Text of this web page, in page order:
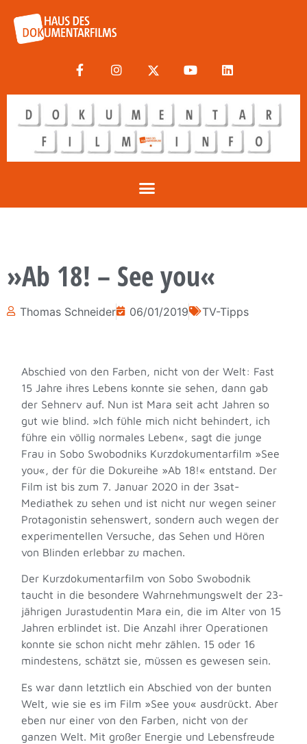
»Ab 18! – See you«
Thomas Schneider 06/01/2019 TV-Tipps
Abschied von den Farben, nicht von der Welt: Fast
15 Jahre ihres Lebens konnte sie sehen, dann gab
der Sehnerv auf. Nun ist Mara seit acht Jahren so
gut wie blind. »Ich fühle mich nicht behindert, ich
führe ein völlig normales Leben«, sagt die junge
Frau in Sobo Swobodniks Kurzdokumentarfilm »See
you«, der für die Dokureihe »Ab 18!« entstand. Der
Film ist bis zum 7. Januar 2020 in der 3sat-
Mediathek zu sehen und ist nicht nur wegen seiner
Protagonistin sehenswert, sondern auch wegen der
experimentellen Versuche, das Sehen und Hören
von Blinden erlebbar zu machen.
Der Kurzdokumentarfilm von Sobo Swobodnik
taucht in die besondere Wahrnehmungswelt der 23-
jährigen Jurastudentin Mara ein, die im Alter von 15
Jahren erblindet ist. Die Anzahl ihrer Operationen
konnte sie schon nicht mehr zählen. 15 oder 16
mindestens, schätzt sie, müssen es gewesen sein.
Es war dann letztlich ein Abschied von der bunten
Welt, wie sie es im Film »See you« ausdrückt. Aber
eben nur einer von den Farben, nicht von der
ganzen Welt. Mit großer Energie und Lebensfreude